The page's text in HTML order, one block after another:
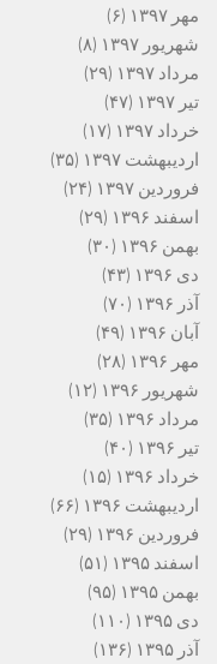
مهر ۱۳۹۷
(۶)
شهریور ۱۳۹۷
(۸)
مرداد ۱۳۹۷
(۲۹)
تیر ۱۳۹۷
(۴۷)
خرداد ۱۳۹۷
(۱۷)
اردیبهشت ۱۳۹۷
(۳۵)
فروردین ۱۳۹۷
(۲۴)
اسفند ۱۳۹۶
(۲۹)
بهمن ۱۳۹۶
(۳۰)
دی ۱۳۹۶
(۴۳)
آذر ۱۳۹۶
(۷۰)
آبان ۱۳۹۶
(۴۹)
مهر ۱۳۹۶
(۲۸)
شهریور ۱۳۹۶
(۱۲)
مرداد ۱۳۹۶
(۳۵)
تیر ۱۳۹۶
(۴۰)
خرداد ۱۳۹۶
(۱۵)
اردیبهشت ۱۳۹۶
(۶۶)
فروردین ۱۳۹۶
(۲۹)
اسفند ۱۳۹۵
(۵۱)
بهمن ۱۳۹۵
(۹۵)
دی ۱۳۹۵
(۱۱۰)
آذر ۱۳۹۵
(۱۳۶)